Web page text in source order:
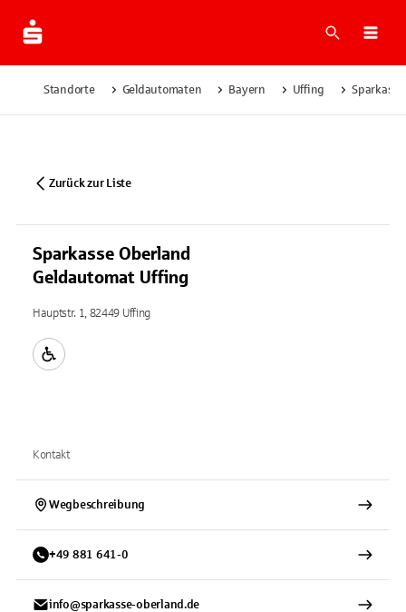
Suche
Standorte Geldautomaten Bayern Uffing
Zurück zur Liste
Sparkasse Oberland
Geldautomat Uffing
Hauptstr. 1, 82449 Uffing
Kontakt
Wegbeschreibung
+49 881 641-0
info@sparkasse-oberland.de